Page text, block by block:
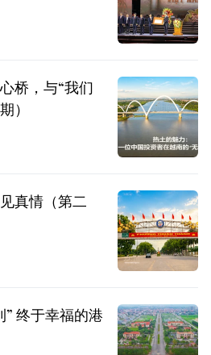
桥，与“我们
）
真情（第二
” 终于幸福的港